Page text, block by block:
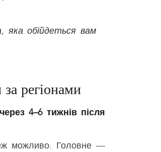
обійдеться вам
регіонами
4–6 тижнів після
можливо. Головне —